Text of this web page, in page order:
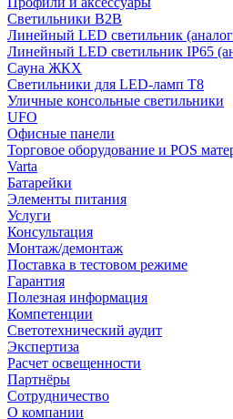
Светильники B2B
Линейный LED светильник
Линейный LED светильник IP65
Сауна ЖКХ
Светильники для LED-ламп T8
Уличные консольные светильники
UFO
Офисные панели
Торговое оборудование и POS
Varta
Батарейки
Элементы питания
Услуги
Консультация
Монтаж/демонтаж
Поставка в тестовом режиме
Гарантия
Полезная информация
Компетенции
Светотехнический аудит
Экспертиза
Расчет освещенности
Партнёры
Cотрудничество
О компании